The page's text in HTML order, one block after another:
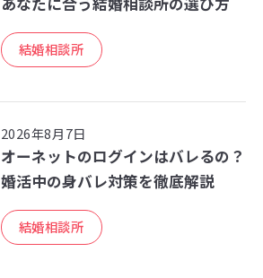
結婚相談所
2026年8月7日
オーネットのログインはバレるの？
婚活中の身バレ対策を徹底解説
結婚相談所